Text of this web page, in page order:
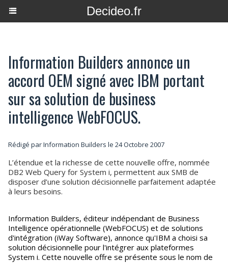
Decideo.fr
Information Builders annonce un
accord OEM signé avec IBM portant
sur sa solution de business
intelligence WebFOCUS.
Rédigé par Information Builders le 24 Octobre 2007
L’étendue et la richesse de cette nouvelle offre, nommée
DB2 Web Query for System i, permettent aux SMB de
disposer d’une solution décisionnelle parfaitement adaptée
à leurs besoins.
Information Builders, éditeur indépendant de Business
Intelligence opérationnelle (WebFOCUS) et de solutions
d'intégration (iWay Software), annonce qu'IBM a choisi sa
solution décisionnelle pour l'intégrer aux plateformes
System i. Cette nouvelle offre se présente sous le nom de